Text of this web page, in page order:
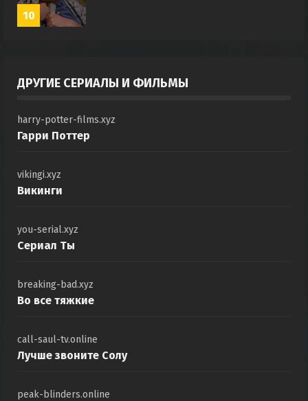
10
ДРУГИЕ СЕРИАЛЫ И ФИЛЬМЫ
harry-potter-films.xyz
Гарри Поттер
vikingi.xyz
Викинги
you-serial.xyz
Сериал Ты
breaking-bad.xyz
Во все тяжкие
call-saul-tv.online
Лучше звоните Солу
peak-blinders.online